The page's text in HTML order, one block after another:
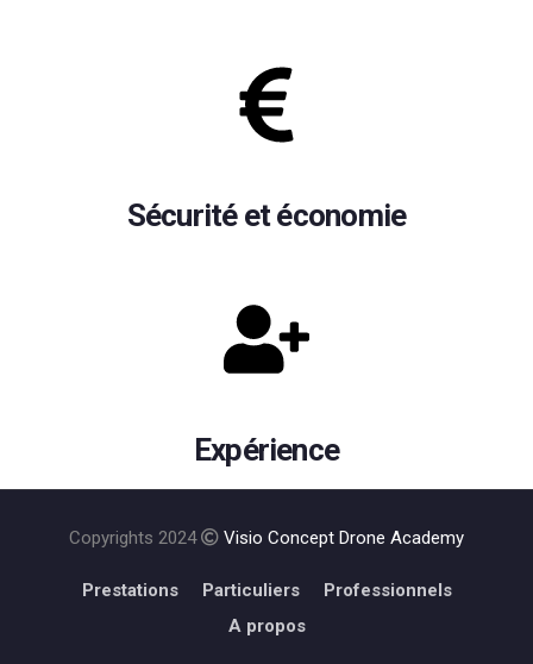
Sécurité et économie
Expérience
Copyrights 2024 Visio Concept Drone Academy
Prestations Particuliers
Professionnels
A propos